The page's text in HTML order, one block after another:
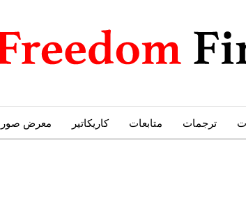
ترجمات متابعات كاريكاتير معرض صور